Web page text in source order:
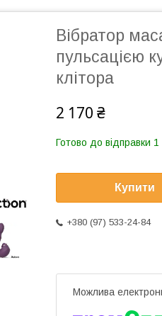
Вібратор
пульсацією
клітора
2 170 ₴
Готово до відправки
Купити
+380 (97) 533-24-84